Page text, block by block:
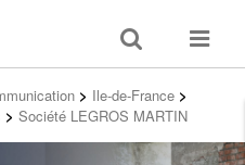
Toggle
search
Toggle
> Ile-de-France >
> Société LEGROS MARTIN